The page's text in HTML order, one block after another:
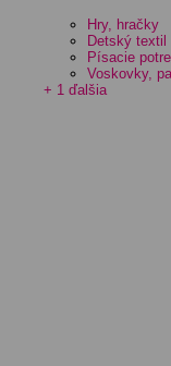
Hry, hračky
Detský textil
Písacie
Voskovky,
+ 1 ďalšia